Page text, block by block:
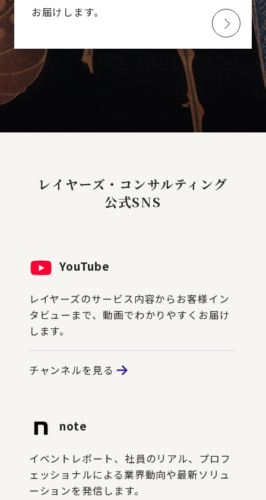
お届けします。
レイヤーズ・コンサルティング
公式SNS
YouTube
レイヤーズのサービス内容からお客様イン
タビューまで、動画でわかりやすくお届け
します。
チャンネルを見る
note
イベントレポート、社員のリアル、プロフ
ェッショナルによる業界動向や最新ソリュ
ーションを発信します。